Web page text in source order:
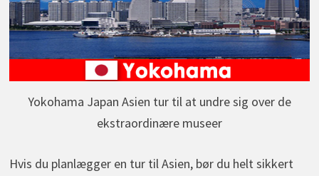
Yokohama Japan Asien tur til at undre sig over de
ekstraordinære museer
Hvis du planlægger en tur til Asien, bør du helt sikkert